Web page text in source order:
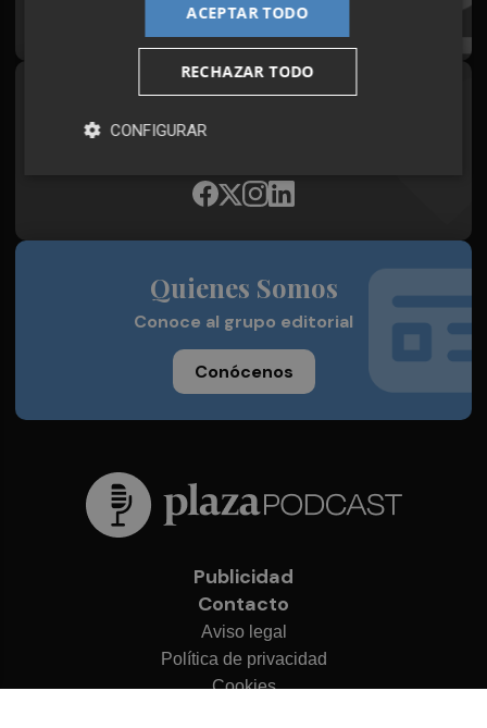
¡Quiero suscribirme!
Síguenos en redes
Plaza Podcast, desde cualquier medio
Quienes Somos
Conoce al grupo editorial
Conócenos
Publicidad
Contacto
Aviso legal
Política de privacidad
Cookies
ACEPTAR TODO
RECHAZAR TODO
CONFIGURAR